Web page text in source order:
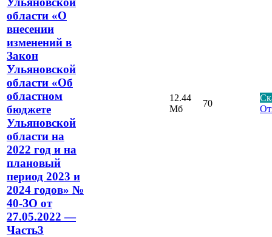
области «О
внесении
изменений в
Закон
Ульяновской
области «Об
областном
бюджете
Ульяновской
области на
2022 год и на
плановый
период 2023 и
2024 годов» №
40-ЗО от
27.05.2022 —
Часть3
12.44
Мб
70